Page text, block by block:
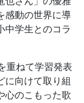
感動の世界に導
中学生とのコラ
重ねて学習発表
に向けて取り組
心のこもった歌